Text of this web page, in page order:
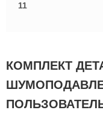
11
КОМПЛЕКТ